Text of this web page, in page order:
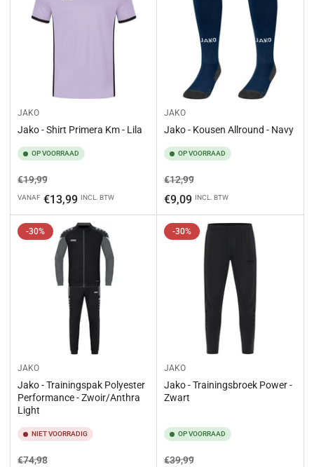
JAKO
Jako - Shirt Primera Km - Lila
OP VOORRAAD
Normale
prijs
€19,99Aanbiedingsprijs
VANAF €13,99 INCL. BTW
JAKO
Jako - Kousen Allround - Navy
OP VOORRAAD
Normale
prijs
€12,99Aanbiedingsprijs
€9,09 INCL. BTW
-30%
JAKO
Jako - Trainingspak Polyester
Performance - Zwoir/Anthra
Light
NIET VOORRADIG
Normale
€74,98Aanbiedingsprijs
-30%
JAKO
Jako - Trainingsbroek Power -
Zwart
OP VOORRAAD
Normale
€39,99Aanbiedingsprijs